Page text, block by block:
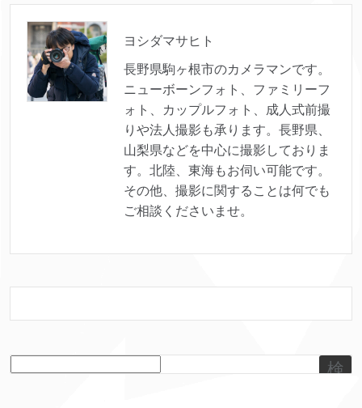
ヨシダマサヒト
長野県駒ヶ根市のカメラマンです。
ニューボーンフォト、ファミリーフ
ォト、カップルフォト、成人式前撮
りや法人撮影も承ります。長野県、
山梨県などを中心に撮影しておりま
す。北陸、東海もお伺い可能です。
その他、撮影に関することは何でも
ご相談くださいませ。
検